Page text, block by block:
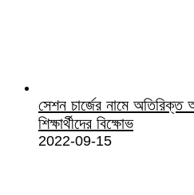
সেশন চার্জের নামে অতিরিক্ত
শিক্ষার্থীদের বিক্ষোভ
2022-09-15